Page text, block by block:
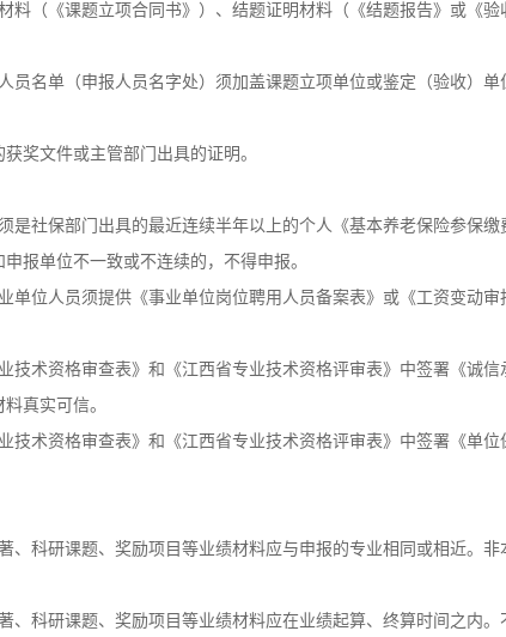
料（《课题立项合同书》）、结题证明材料（《结题报告》或《
员名单（申报人员名字处）须加盖课题立项单位或鉴定（验收）单
奖文件或主管部门出具的证明。
是社保部门出具的最近连续半年以上的个人《基本养老保险参保
报单位不一致或不连续的，不得申报。
单位人员须提供《事业单位岗位聘用人员备案表》或《工资变动审
技术资格审查表》和《江西省专业技术资格评审表》中签署《诚
真实可信。
技术资格审查表》和《江西省专业技术资格评审表》中签署《单
、科研课题、奖励项目等业绩材料应与申报的专业相同或相近。
、科研课题、奖励项目等业绩材料应在业绩起算、终算时间之内